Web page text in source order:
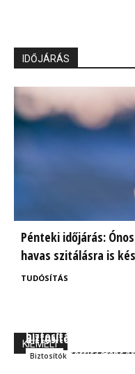
IDŐJÁRÁS
Pénteki időjárás:
havas szitálásra is
TUDÓSÍTÁS
KIEMELT
biztosítás jövője!
Szakmai Kocsis Ferenc
Biztosítónál
Biztosítók Kocsis Ferenc